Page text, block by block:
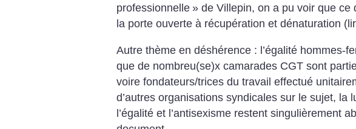
professionnelle » de Villepin, on a pu voir que ce
la porte ouverte à récupération et dénaturation
Autre thème en déshérence : l’égalité hommes-
que de nombreu(se)x camarades CGT sont
voire fondateurs/trices du travail effectué
d’autres organisations syndicales sur le sujet, la
l’égalité et l’antisexisme restent singulièrement